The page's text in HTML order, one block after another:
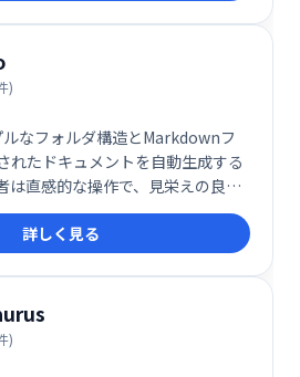
)
なフォルダ構造とMarkdownフ
れたドキュメントを自動生成する
は直感的な操作で、見栄えの良い
できます。 面倒な設定や複雑な操
の知識があれば、すぐに使い始
率的なドキュメント作成を実現し
て理想的なドキュメントジェネレ
の時間を節約し、生産性を向上さ
詳しく見る
)